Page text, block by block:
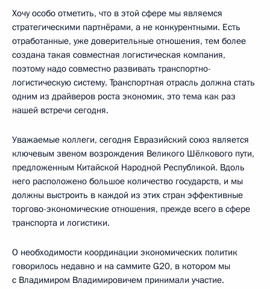
Хочу особо отметить, что в этой сфере мы являемся
стратегическими партнёрами, а не конкурентными. Есть
отработанные, уже доверительные отношения, тем более
создана такая совместная логистическая компания,
поэтому надо совместно развивать транспортно-
логистическую систему. Транспортная отрасль должна стать
одним из драйверов роста экономик, это тема как раз
нашей встречи сегодня.
Уважаемые коллеги, сегодня Евразийский союз является
ключевым звеном возрождения Великого Шёлкового пути,
предложенным Китайской Народной Республикой. Вдоль
него расположено большое количество государств, и мы
должны выстроить в каждой из этих стран эффективные
торгово-экономические отношения, прежде всего в сфере
транспорта и логистики.
О необходимости координации экономических политик
говорилось недавно и на саммите G20, в котором мы
с Владимиром Владимировичем принимали участие.